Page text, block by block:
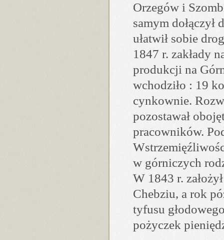
Orzegów i
samym
ułatwił sobie
1847 r. zakłady
produkcji na
wchodziło : 19
cynkownie.
pozostawał
pracowników.
w górniczych
W 1843 r.
Chebziu, a rok
tyfusu
pożyczek